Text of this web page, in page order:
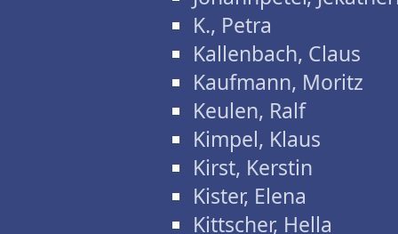
K., Petra
Kallenbach, Claus
Kaufmann, Moritz
Keulen, Ralf
Kimpel, Klaus
Kirst, Kerstin
Kister, Elena
Kittscher, Hella